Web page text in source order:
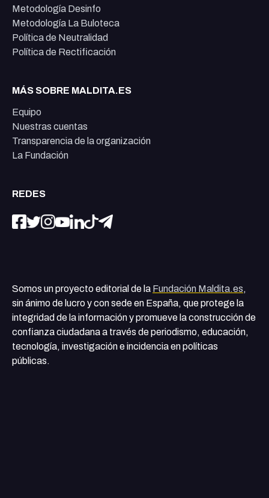
Metodología Desinfo
Metodología La Buloteca
Política de Neutralidad
Política de Rectificación
MÁS SOBRE MALDITA.ES
Equipo
Nuestras cuentas
Transparencia de la organización
La Fundación
REDES
Somos un proyecto editorial de la Fundación Maldita.es,
sin ánimo de lucro y con sede en España, que protege la
integridad de la información y promueve la construcción de
confianza ciudadana a través de periodismo, educación,
tecnología, investigación e incidencia en políticas
públicas.